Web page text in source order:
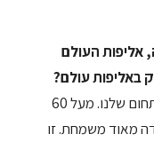
אליפות העולם
באליפות עולם?
"מדובר בתחרות הכי גדולה והכי נחשבת בתחום שלנו. מעל 60
מאוד משמחת. זו